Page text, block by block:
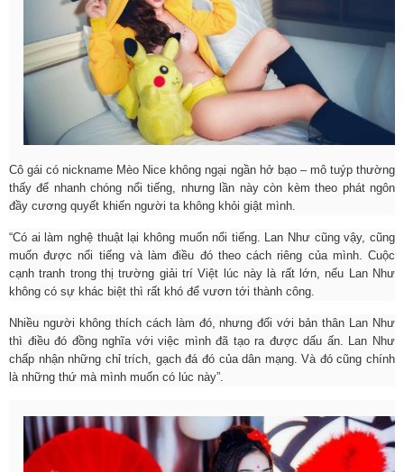
Cô gái có nickname Mèo Nice không ngại ngần hở bạo – mô tuýp thường
thấy để nhanh chóng nổi tiếng, nhưng lần này còn kèm theo phát ngôn
đầy cương quyết khiến người ta không khỏi giật mình.
“Có ai làm nghệ thuật lại không muốn nổi tiếng. Lan Như cũng vậy, cũng
muốn được nổi tiếng và làm điều đó theo cách riêng của mình. Cuộc
cạnh tranh trong thị trường giải trí Việt lúc này là rất lớn, nếu Lan Như
không có sự khác biệt thì rất khó để vươn tới thành công.
Nhiều người không thích cách làm đó, nhưng đối với bản thân Lan Như
thì điều đó đồng nghĩa với việc mình đã tạo ra được dấu ấn. Lan Như
chấp nhận những chỉ trích, gạch đá đó của dân mạng. Và đó cũng chính
là những thứ mà mình muốn có lúc này”.